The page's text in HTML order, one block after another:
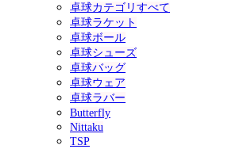
卓球カテゴリすべて
卓球ラケット
卓球ボール
卓球シューズ
卓球バッグ
卓球ウェア
卓球ラバー
Butterfly
Nittaku
TSP